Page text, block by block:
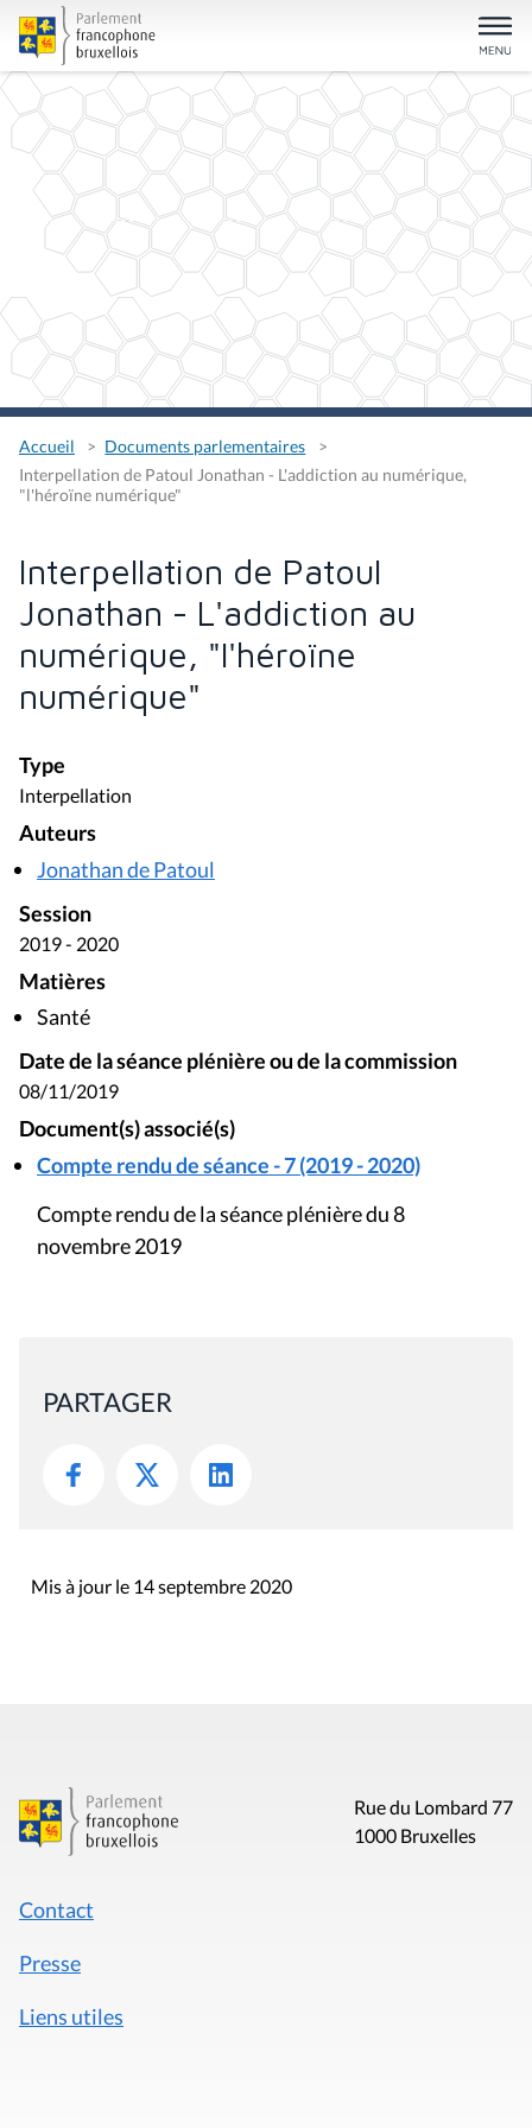
Accueil
Documents parlementaires
Interpellation de Patoul Jonathan - L'addiction au numérique,
"l'héroïne numérique"
Interpellation de Patoul
Jonathan - L'addiction au
numérique, "l'héroïne
numérique"
Type
Interpellation
Auteurs
Jonathan de Patoul
Session
2019 - 2020
Matières
Santé
Date de la séance plénière ou de la commission
08/11/2019
Document(s) associé(s)
Compte rendu de séance - 7 (2019 - 2020)
Compte rendu de la séance plénière du 8
novembre 2019
PARTAGER
Mis à jour le 14 septembre 2020
Rue du Lombard 77
1000 Bruxelles
Contact
Presse
Liens utiles